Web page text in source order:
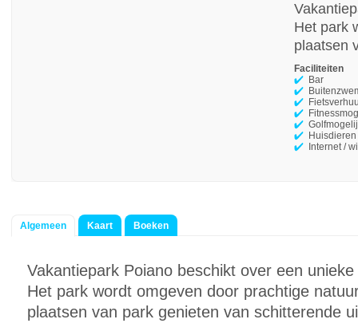
Het park
plaatsen
Faciliteiten
Bar
Internet /
Algemeen Kaart Boeken
Vakantiepark Poiano beschikt over een
Het park wordt omgeven door prachtige
plaatsen van park genieten van schitterende